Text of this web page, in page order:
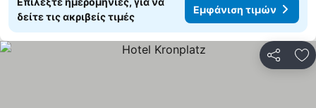
δείτε τις ακριβείς τιμές
Εμφάνιση τιμών